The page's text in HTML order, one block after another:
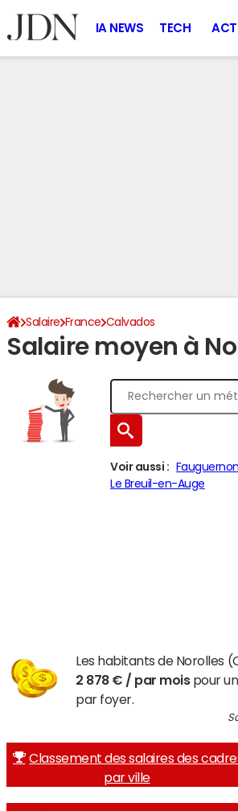
IA NEWS TECH
Salaire France Calvados
Salaire moyen à
Voir aussi : Fauguernon
Le Breuil-en-Auge
Les habitants de Norolles
2 878 € / par moispour
par foyer.
Classement des salaires des
par ville